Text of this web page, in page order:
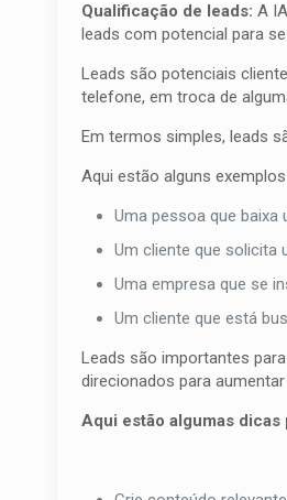
Qualificação de leads: A
leads com potencial para
Leads são potenciais
telefone, em troca de
Em termos simples, leads
Aqui estão alguns
Uma pessoa que
Um cliente que solicita
Uma empresa que se
Um cliente que está
Leads são importantes
direcionados para
Aqui estão algumas dicas